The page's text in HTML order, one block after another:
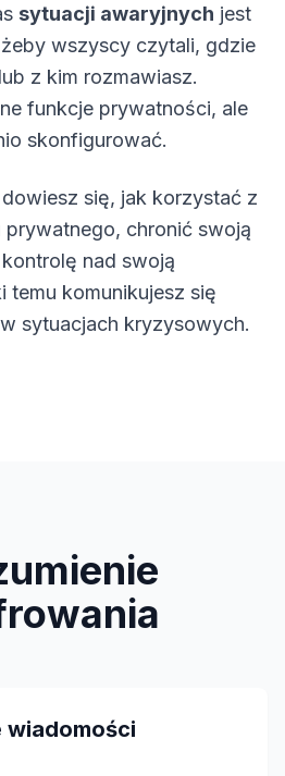
sytuacji awaryjnych jest
wszyscy czytali, gdzie
z kim rozmawiasz.
funkcje prywatności, ale
skonfigurować.
się, jak korzystać z
chronić swoją
nad swoją
temu komunikujesz się
sytuacjach kryzysowych.
wiadomości